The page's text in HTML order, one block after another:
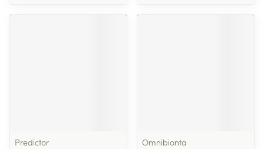
Predictor
Omnibionta